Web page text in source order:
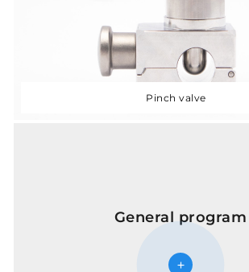
Pinch valve
General program